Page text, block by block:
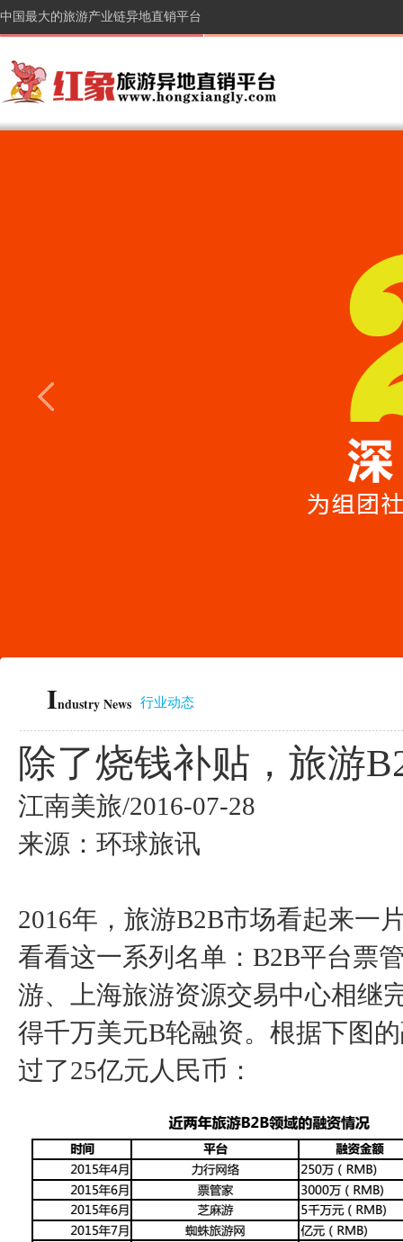
中国最大的旅游产业链异地直销平台
Industry News 行业动态
除了烧钱补贴，旅游
江南美旅/2016-07-28
来源：环球旅讯
2016年，旅游B2B市场看起来一
看看这一系列名单：B2B平台票
游、上海旅游资源交易中心相继
得千万美元B轮融资。根据下图
过了25亿元人民币：